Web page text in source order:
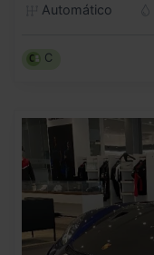
Automático
C